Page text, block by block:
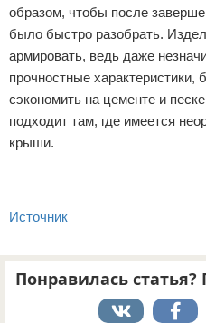
образом, чтобы после
было быстро разобрать.
армировать, ведь даже
прочностные характеристики,
сэкономить на цементе и
подходит там, где имеется
крыши.
Источник
Понравилась